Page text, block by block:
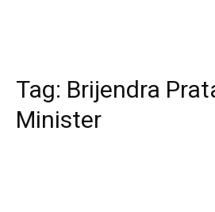
Tag: Brijendra
Minister